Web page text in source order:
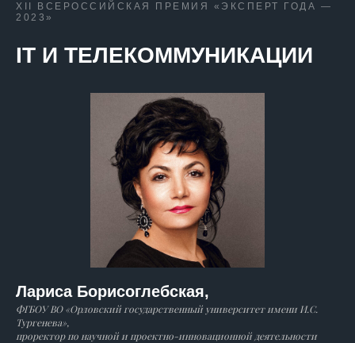
XII ВСЕРОССИЙСКАЯ ПРЕМИЯ «ЭКСПЕРТ ГОДА —
2023»
IT И ТЕЛЕКОММУНИКАЦИИ
Лариса Борисоглебская,
ФГБОУ ВО «Орловский государственный университет имени И.С.
Тургенева»,
проректор по научной и проектно-инновационной деятельности